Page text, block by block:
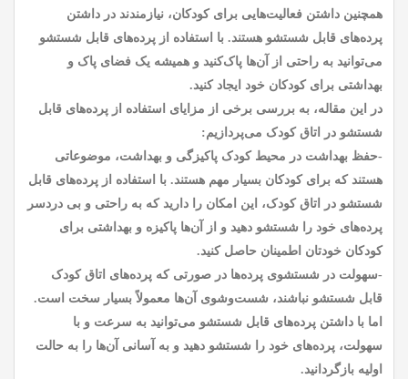
همچنین داشتن فعالیت‌هایی برای کودکان، نیازمندند در داشتن
پرده‌های قابل شستشو هستند. با استفاده از پرده‌های قابل شستشو
می‌توانید به راحتی از آن‌ها پاک‌کنید و همیشه یک فضای پاک و
بهداشتی برای کودکان خود ایجاد کنید.
در این مقاله، به بررسی برخی از مزایای استفاده از پرده‌های قابل
شستشو در اتاق کودک می‌پردازیم:
-حفظ بهداشت در محیط کودک پاکیزگی و بهداشت، موضوعاتی
هستند که برای کودکان بسیار مهم هستند. با استفاده از پرده‌های قابل
شستشو در اتاق کودک، این امکان را دارید که به راحتی و بی دردسر
پرده‌های خود را شستشو دهید و از آن‌ها پاکیزه و بهداشتی برای
کودکان خودتان اطمینان حاصل کنید.
-سهولت در شستشوی پرده‌ها در صورتی که پرده‌های اتاق کودک
قابل شستشو نباشند، شست‌وشوی آن‌ها معمولاً بسیار سخت است.
اما با داشتن پرده‌های قابل شستشو می‌توانید به سرعت و با
سهولت، پرده‌های خود را شستشو دهید و به آسانی آن‌ها را به حالت
اولیه بازگردانید.